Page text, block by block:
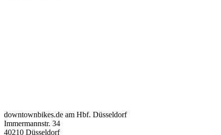
downtownbikes.de am Hbf. Düsseldorf
Immermannstr. 34
40210 Düsseldorf